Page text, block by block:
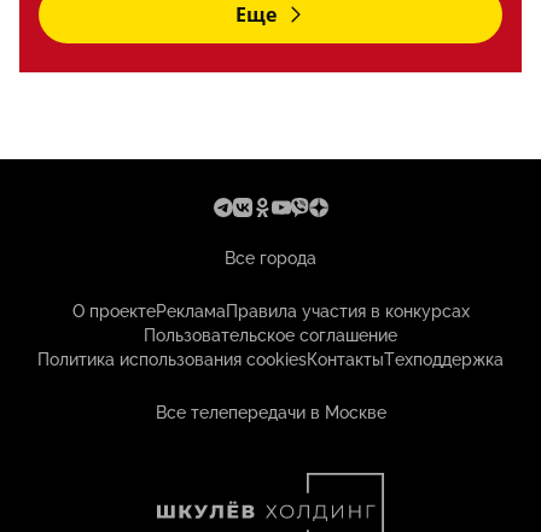
Еще
Все города
О проектеРекламаПравила участия в конкурсах
Пользовательское соглашение
Политика использования cookiesКонтактыТехподдержка
Все телепередачи в Москве